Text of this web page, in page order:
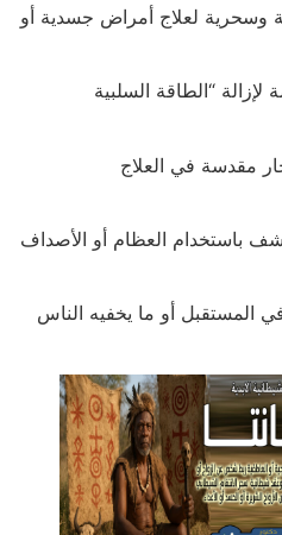
وسحرية لعلاج أمراض جسدية أو
لإزالة “الطاقة السلبية
مقدسة في العلاج
باستخدام العظام أو الأصداف
المستقبل أو ما يخفيه الناس